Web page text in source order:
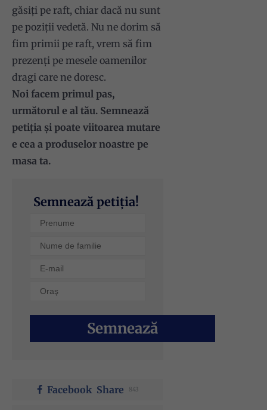
găsiți pe raft, chiar dacă nu sunt
pe poziții vedetă. Nu ne dorim să
fim primii pe raft, vrem să fim
prezenți pe mesele oamenilor
dragi care ne doresc.
Noi facem primul pas,
următorul e al tău. Semnează
petiția și poate viitoarea mutare
e cea a produselor noastre pe
masa ta.
Semnează petiția!
Semnează
Facebook Share 843